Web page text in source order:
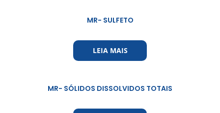
MR- SULFETO
LEIA MAIS
MR- SÓLIDOS DISSOLVIDOS TOTAIS